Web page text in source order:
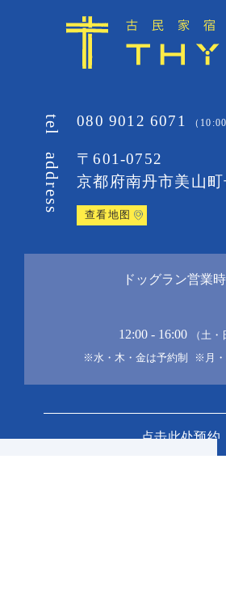
tel 080 9012 6071 （
address
〒601-0752
京都府南丹市美山町
查看地图
ドッグラン営業
12:00 - 16:00
（土・
※水・木・金は予約制
※月・
点击此处预约